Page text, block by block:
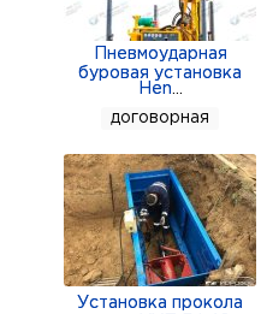
Пневмоударная
буровая установка
Hen
договорная
Установка прокола